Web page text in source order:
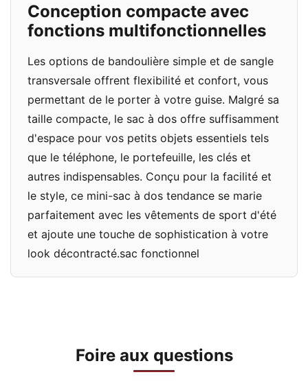
Conception compacte avec
fonctions multifonctionnelles
Les options de bandoulière simple et de sangle
transversale offrent flexibilité et confort, vous
permettant de le porter à votre guise. Malgré sa
taille compacte, le sac à dos offre suffisamment
d'espace pour vos petits objets essentiels tels
que le téléphone, le portefeuille, les clés et
autres indispensables. Conçu pour la facilité et
le style, ce mini-sac à dos tendance se marie
parfaitement avec les vêtements de sport d'été
et ajoute une touche de sophistication à votre
look décontracté.sac fonctionnel
Foire aux questions